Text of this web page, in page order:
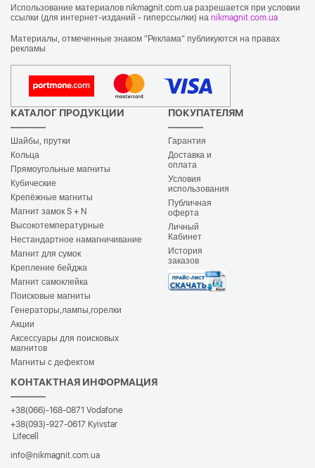
Использование материалов nikmagnit.com.ua разрешается при условии
ссылки (для интернет-изданий - гиперссылки) на nikmagnit.com.ua
Материалы, отмеченные знаком "Реклама" публикуются на правах
рекламы
КАТАЛОГ ПРОДУКЦИИ
Шайбы, прутки
Кольца
Прямоугольные магниты
Кубические
Крепёжные магниты
Магнит замок S + N
Высокотемпературные
Нестандартное намагничивание
Магнит для сумок
Крепление бейджа
Магнит самоклейка
Поисковые магниты
Генераторы,лампы,горелки
Акции
Аксессуары для поисковых
магнитов
Магниты с дефектом
ПОКУПАТЕЛЯМ
Гарантия
Доставка и
оплата
Условия
использования
Публичная
оферта
Личный
Кабинет
История
заказов
КОНТАКТНАЯ ИНФОРМАЦИЯ
+38(066)-168-0871 Vodafone
+38(093)-927-0617 Kyivstar
Lifecell
info@nikmagnit.com.ua